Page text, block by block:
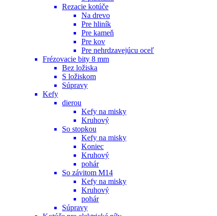
Rezacie kotúče
Na drevo
Pre hliník
Pre kameň
Pre kov
Pre nehrdzavejúcu oceľ
Frézovacie bity 8 mm
Bez ložiska
S ložiskom
Súpravy
Kefy
dierou
Kefy na misky
Kruhový
So stopkou
Kefy na misky
Koniec
Kruhový
pohár
So závitom M14
Kefy na misky
Kruhový
pohár
Súpravy